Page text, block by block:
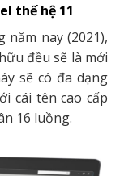
thế hệ 11
năm nay (2021),
đều sẽ là mới
sẽ có đa dạng
cái tên cao cấp
16 luồng.